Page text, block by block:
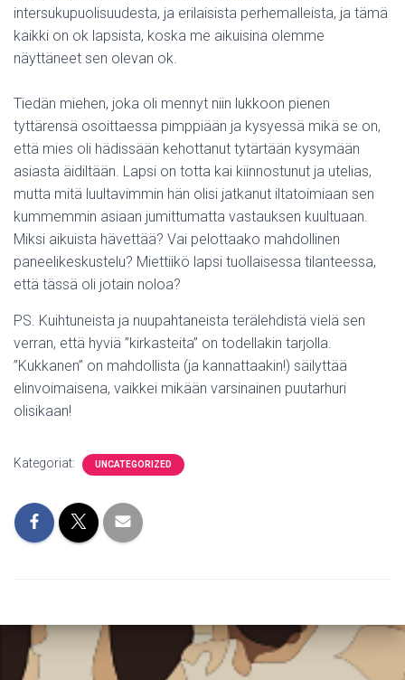
intersukupuolisuudesta, ja erilaisista perhemalleista, ja tämä
kaikki on ok lapsista, koska me aikuisina olemme
näyttäneet sen olevan ok.
Tiedän miehen, joka oli mennyt niin lukkoon pienen
tyttärensä osoittaessa pimppiään ja kysyessä mikä se on,
että mies oli hädissään kehottanut tytärtään kysymään
asiasta äidiltään. Lapsi on totta kai kiinnostunut ja utelias,
mutta mitä luultavimmin hän olisi jatkanut iltatoimiaan sen
kummemmin asiaan jumittumatta vastauksen kuultuaan.
Miksi aikuista hävettää? Vai pelottaako mahdollinen
paneelikeskustelu? Miettiikö lapsi tuollaisessa tilanteessa,
että tässä oli jotain noloa?
PS. Kuihtuneista ja nuupahtaneista terälehdistä vielä sen
verran, että hyviä ”kirkasteita” on todellakin tarjolla.
”Kukkanen” on mahdollista (ja kannattaakin!) säilyttää
elinvoimaisena, vaikkei mikään varsinainen puutarhuri
olisikaan!
Kategoriat: UNCATEGORIZED